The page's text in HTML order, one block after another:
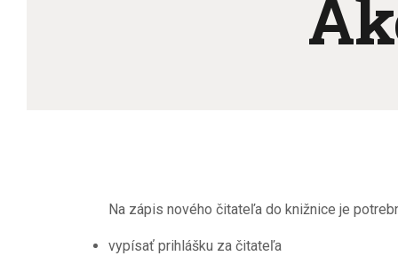
Na zápis nového čitateľa do knižnice je
vypísať prihlášku za čitateľa